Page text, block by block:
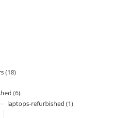
18
6
laptops-refurbished 1